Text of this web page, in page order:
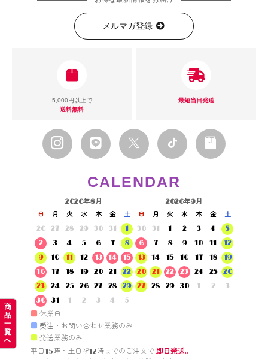
商
品
一
覧
へ
メルマガ登録
5,000円以上で
送料無料
最短当日発送
CALENDAR
2026年8月
日 月 火 水 木 金
土
26
27 28 29 30 31
1
2
3 4 5 6 7
8
9
10 11 12 13 14
15
16
17 18 19 20 21
22
23
24 25 26 27 28
29
30
31 1 2 3 4 5
2026年9月
日 月 火 水 木 金
土
30
31 1 2 3 4
5
6
7 8 9 10 11
12
13
14 15 16 17 18
19
20
21 22 23 24 25
26
27
28 29 30 1 2 3
■ 休業日
■ 受注・お問い合わせ業務のみ
■ 発送業務のみ
平日15時・土日祝12時までのご注文で 即日発送。